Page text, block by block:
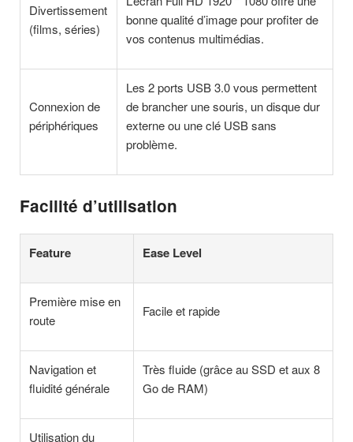
Divertissement
(films, séries)
bonne qualité d’image pour profiter de
vos contenus multimédias.
Connexion de
périphériques
Les 2 ports USB 3.0 vous permettent
de brancher une souris, un disque dur
externe ou une clé USB sans
problème.
Facilité d’utilisation
Feature Ease Level
Première mise en
route
Facile et rapide
Navigation et
fluidité générale
Très fluide (grâce au SSD et aux 8
Go de RAM)
Utilisation du